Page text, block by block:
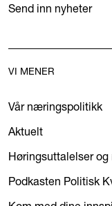
Send inn nyheter
VI MENER
Vår næringspolitikk
Aktuelt
Høringsuttalelser
Podkasten Politisk